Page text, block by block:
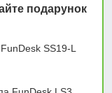
подарунок
SS19-L